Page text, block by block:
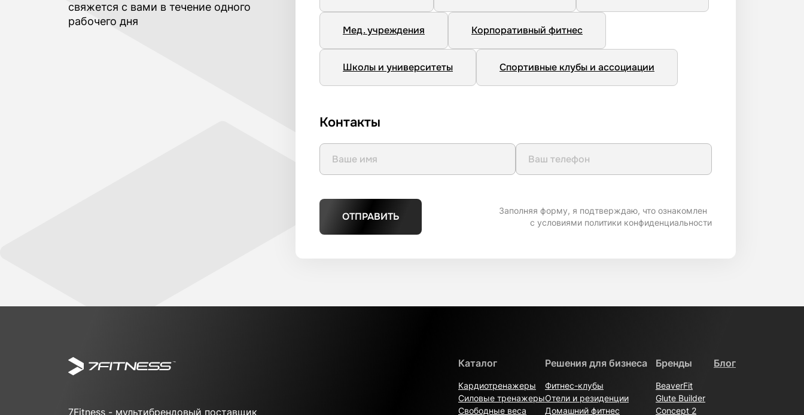
свяжется с вами в течение одного
рабочего дня
Мед. учреждения Корпоративный фитнес
Школы и университеты Спортивные клубы и ассоциации
Контакты
ОТПРАВИТЬ
Заполняя форму, я подтверждаю, что ознакомлен
с условиями политики конфиденциальности
7Fitness - мультибрендовый поставщик
Каталог
Кардиотренажеры
Силовые тренажеры
Свободные веса
Решения для бизнеса
Фитнес-клубы
Отели и резиденции
Домашний фитнес
Бренды
BeaverFit
Glute Builder
Concept 2
Блог